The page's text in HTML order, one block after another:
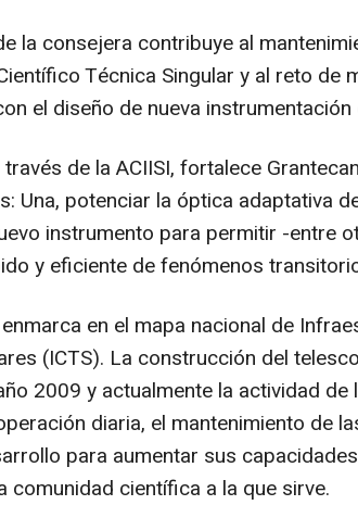
la consejera contribuye al
Técnica Singular y al reto de
el diseño de nueva
de la ACIISI, fortalece
Una, potenciar la óptica adaptativa
instrumento para permitir -entre
y eficiente de fenómenos
en el mapa nacional de
(ICTS). La construcción del
2009 y actualmente la actividad de
diaria, el mantenimiento de
para aumentar sus
comunidad científica a la que sirve.